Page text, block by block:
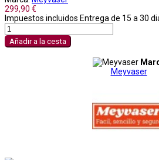
299,90 €
Impuestos incluidos Entrega de 15 a 30
Añadir a la cesta
Meyvaser